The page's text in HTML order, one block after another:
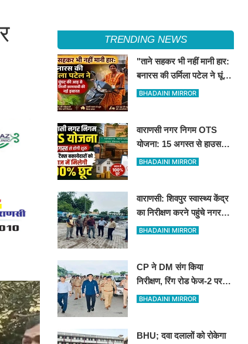
TRENDING NEWS
"ताने सहकर भी नहीं मानी हार:
बनारस की उर्मिला पटेल ने घूंघट
की आड़ से लिखी कामयाबी की
BHADAINI MIRROR
वाराणसी नगर निगम OTS
योजना: 15 अगस्त से हाउस
टैक्स बकायेदारों को ब्याज में
BHADAINI MIRROR
वाराणसी: शिवपुर स्वास्थ्य केंद्र
का निरीक्षण करने पहुंचे नगर
आयुक्त
BHADAINI MIRROR
CP ने DM संग किया
निरीक्षण, रिंग रोड फेज-2 पर
एक लेन कांवड़ियों के लिए
BHADAINI MIRROR
BHU; दवा दलालों को रोकेगा